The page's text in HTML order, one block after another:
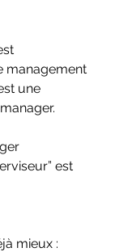
management
une
est
mieux :